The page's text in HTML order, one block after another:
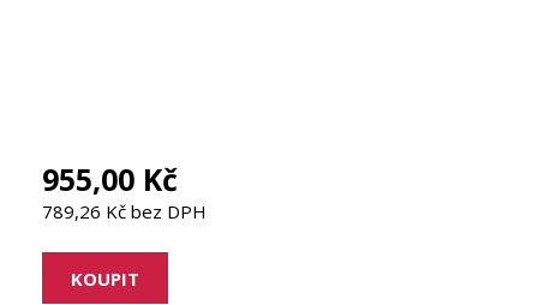
955,00 Kč
789,26 Kč bez DPH